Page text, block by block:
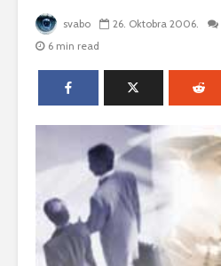
svabo 26. Oktobra 2006.
6 min read